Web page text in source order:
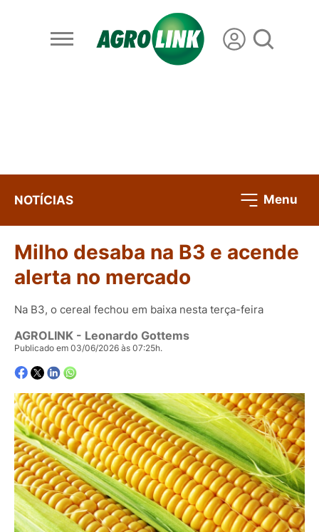
NOTÍCIAS Menu
Milho desaba na B3 e acende
alerta no mercado
Na B3, o cereal fechou em baixa nesta terça-feira
AGROLINK - Leonardo Gottems
Publicado em 03/06/2026 às 07:25h.